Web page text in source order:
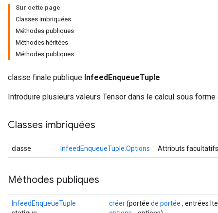
Sur cette page
Classes imbriquées
Méthodes publiques
Méthodes héritées
Méthodes publiques
classe finale publique InfeedEnqueueTuple
Introduire plusieurs valeurs Tensor dans le calcul sous forme
Classes imbriquées
classe InfeedEnqueueTuple.Options Attributs
Méthodes publiques
InfeedEnqueueTuple
créer(portée de portée , entrées